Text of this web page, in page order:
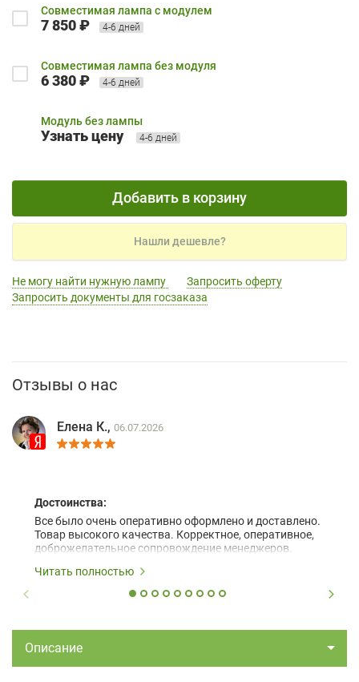
Совместимая лампа с модулем
7 850 ₽ 4-6 дней
Совместимая лампа без модуля
6 380 ₽ 4-6 дней
Модуль без лампы
Узнать цену 4-6 дней
Добавить в корзину
Нашли дешевле?
Не могу найти нужную лампу
Запросить оферту
Запросить документы для госзаказа
Отзывы о нас
Елена К., 06.07.2026
Достоинства:
Все было очень оперативно оформлено и доставлено.
Товар высокого качества. Корректное, оперативное,
доброжелательное сопровождение менеджеров.
Читать полностью
Описание